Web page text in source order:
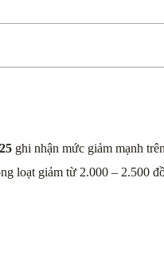
ghi nhận mức giảm mạnh
loạt giảm từ 2.000 – 2.500